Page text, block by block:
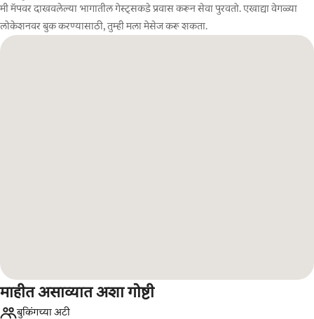
मी मॅपवर दाखवलेल्या भागातील गेस्ट्सकडे प्रवास करून सेवा पुरवतो. एखाद्या वेगळ्या
लोकेशनवर बुक करण्यासाठी, तुम्ही मला मेसेज करू शकता.
माहीत असाव्यात अशा गोष्टी
बुकिंगच्या अटी